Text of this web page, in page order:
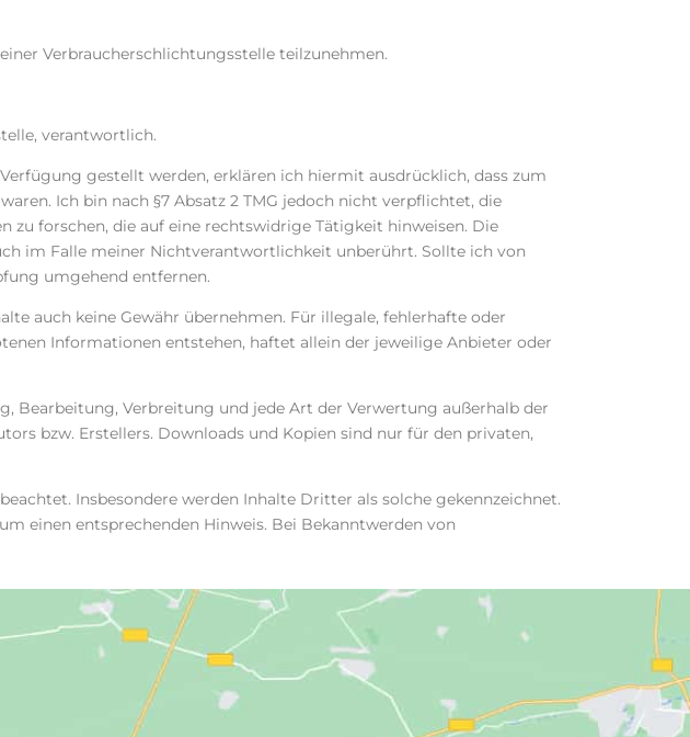
Verbraucherschlichtungsstelle teilzunehmen.
verantwortlich.
gestellt werden, erklären ich hiermit ausdrücklich, dass zum
Ich bin nach §7 Absatz 2 TMG jedoch nicht verpflichtet, die
forschen, die auf eine rechtswidrige Tätigkeit hinweisen. Die
im Falle meiner Nichtverantwortlichkeit unberührt. Sollte ich von
umgehend entfernen.
auch keine Gewähr übernehmen. Für illegale, fehlerhafte oder
Informationen entstehen, haftet allein der jeweilige Anbieter oder
Bearbeitung, Verbreitung und jede Art der Verwertung außerhalb der
bzw. Erstellers. Downloads und Kopien sind nur für den privaten,
Insbesondere werden Inhalte Dritter als solche gekennzeichnet.
einen entsprechenden Hinweis. Bei Bekanntwerden von